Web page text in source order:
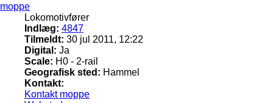
moppe
Lokomotivfører
Indlæg: 4847
Tilmeldt: 30 jul 2011, 12:22
Digital: Ja
Scale: H0 - 2-rail
Geografisk sted: Hammel
Kontakt:
Kontakt moppe